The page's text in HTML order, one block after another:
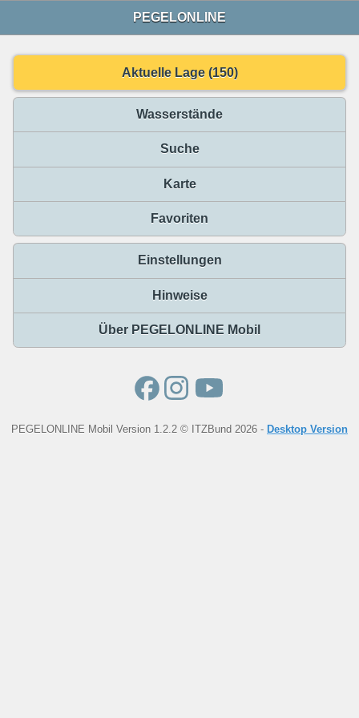
PEGELONLINE
Aktuelle Lage (150)
Wasserstände
Suche
Karte
Favoriten
Einstellungen
Hinweise
Über PEGELONLINE Mobil
PEGELONLINE Mobil Version 1.2.2 © ITZBund 2026 - Desktop Version